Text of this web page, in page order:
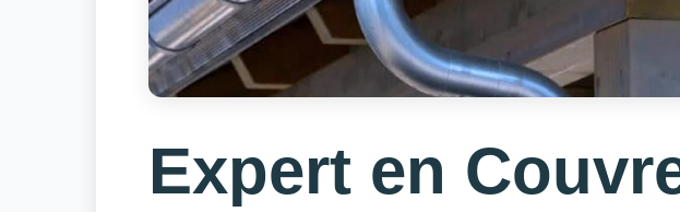
Expert en